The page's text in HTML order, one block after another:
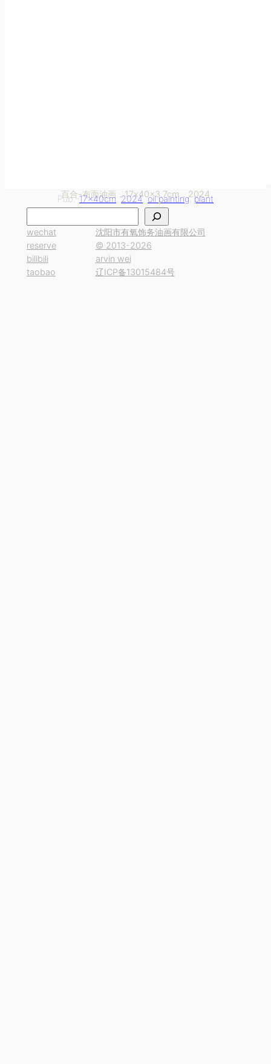
百合-布面油画，17x40x3.7cm，2024
Pub.-17x40cm , 2024, oil painting, plant
索
wechat
reserve
bilibili
taobao
沈阳市有氧饰务油画有限公司
© 2013-2026
arvin wei
辽ICP备13015484号